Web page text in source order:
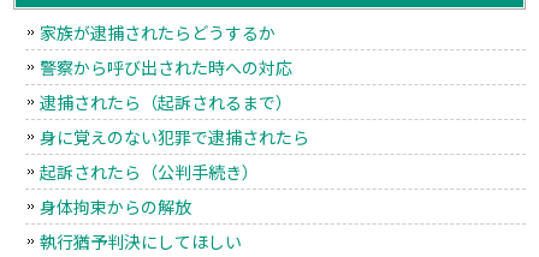
家族が逮捕されたらどうするか
警察から呼び出された時への対応
逮捕されたら（起訴されるまで）
身に覚えのない犯罪で逮捕されたら
起訴されたら（公判手続き）
身体拘束からの解放
執行猶予判決にしてほしい